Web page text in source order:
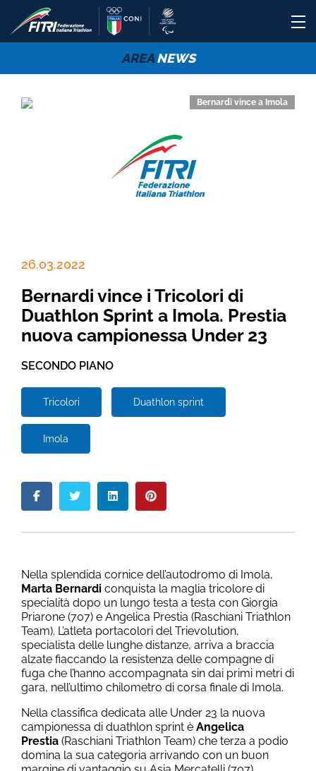
AREANEWS
Bernardi vince a Imola
26.03.2022
Bernardi vince i Tricolori di
Duathlon Sprint a Imola. Prestia
nuova campionessa Under 23
SECONDO PIANO
Tricolori Duathlon sprint
Imola
Nella splendida cornice dell’autodromo di Imola,
Marta Bernardi conquista la maglia tricolore di
specialità dopo un lungo testa a testa con Giorgia
Priarone (707) e Angelica Prestia (Raschiani Triathlon
Team). L’atleta portacolori del Trievolution,
specialista delle lunghe distanze, arriva a braccia
alzate fiaccando la resistenza delle compagne di
fuga che l’hanno accompagnata sin dai primi metri di
gara, nell’ultimo chilometro di corsa finale di Imola.
Nella classifica dedicata alle Under 23 la nuova
campionessa di duathlon sprint è Angelica
Prestia (Raschiani Triathlon Team) che terza a podio
domina la sua categoria arrivando con un buon